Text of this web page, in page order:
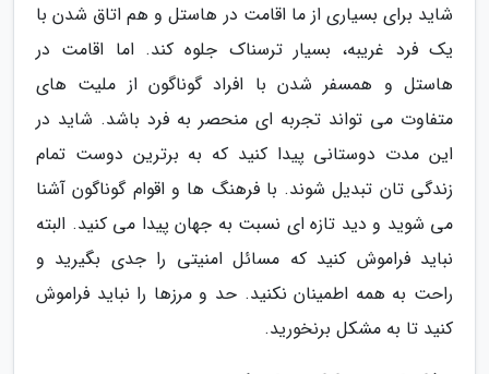
شاید برای بسیاری از ما اقامت در هاستل و هم اتاق شدن با
یک فرد غریبه، بسیار ترسناک جلوه کند. اما اقامت در
هاستل و همسفر شدن با افراد گوناگون از ملیت های
متفاوت می تواند تجربه ای منحصر به فرد باشد. شاید در
این مدت دوستانی پیدا کنید که به برترین دوست تمام
زندگی تان تبدیل شوند. با فرهنگ ها و اقوام گوناگون آشنا
می شوید و دید تازه ای نسبت به جهان پیدا می کنید. البته
نباید فراموش کنید که مسائل امنیتی را جدی بگیرید و
راحت به همه اطمینان نکنید. حد و مرزها را نباید فراموش
کنید تا به مشکل برنخورید.